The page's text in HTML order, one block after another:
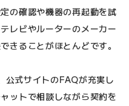
の確認や機器の再起動を試
レビやルーターのメーカー
きることがほとんどです。
公式サイトのFAQが充実し
ットで相談しながら契約を